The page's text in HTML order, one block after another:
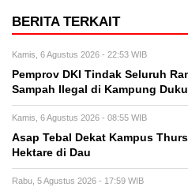
BERITA TERKAIT
Kamis, 6 Agustus 2026 - 22:53 WIB
Pemprov DKI Tindak Seluruh
Sampah Ilegal di Kampung
Kamis, 6 Agustus 2026 - 08:55 WIB
Asap Tebal Dekat Kampus
Hektare di Dau
Rabu, 5 Agustus 2026 - 17:59 WIB